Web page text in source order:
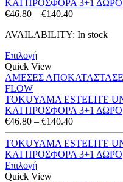
€46.80 – €140.40Price
€46.80
AVAILABILITY: In stock
Επιλογή
Quick View
ΑΜΕΣΕΣ
FLOW
TOKUYAMA ESTELITE
ΚΑΙ ΠΡΟΣΦΟΡΑ 3+1 ΔΩΡΟ
€46.80 – €140.40Price
range:
€46.80
through
TOKUYAMA ESTELITE
ΚΑΙ ΠΡΟΣΦΟΡΑ 3+1 ΔΩΡΟ
Επιλογή
Quick View